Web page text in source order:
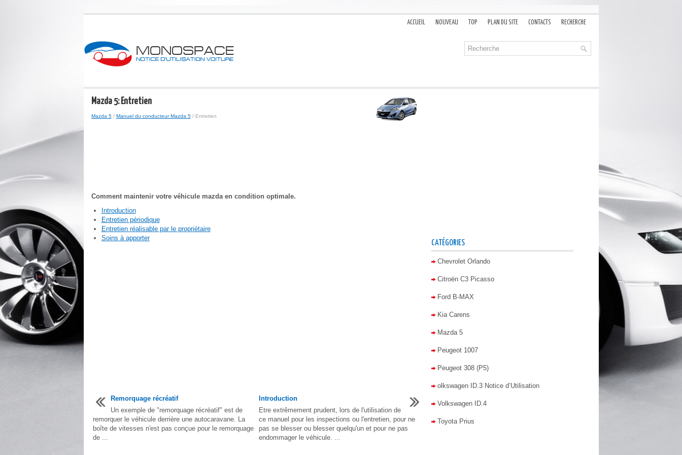
ACCUEIL NOUVEAU TOP PLAN DU SITE CONTACTS RECHERCHE
Mazda 5: Entretien
Mazda 5/ Manuel du conducteur Mazda 5/ Entretien
Comment maintenir votre véhicule mazda en condition optimale.
Introduction
Entretien périodique
Entretien réalisable par le propriétaire
Soins à apporter
Remorquage récréatif
Un exemple de "remorquage récréatif" est de
remorquer le véhicule derrière une autocaravane. La
boîte de vitesses n'est pas conçue pour le remorquage
de ...
Introduction
Etre extrêmement prudent, lors de l'utilisation de
ce manuel pour les inspections ou l'entretien, pour ne
pas se blesser ou blesser quelqu'un et pour ne pas
endommager le véhicule. ...
CATÉGORIES
Chevrolet Orlando
Citroën C3 Picasso
Ford B-MAX
Kia Carens
Mazda 5
Peugeot 1007
Peugeot 308 (P5)
olkswagen ID.3 Notice d’Utilisation
Volkswagen ID.4
Toyota Prius